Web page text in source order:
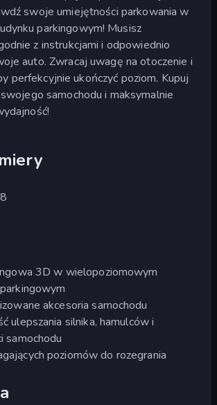
swoje umiejętności parkowania w
parkingowym! Musisz
z instrukcjami i odpowiednio
auto. Zwracaj uwagę na otoczenie i
perfekcyjnie ukończyć poziom. Kupuj
samochodu i maksymalnie
3D w wielopoziomowym
akcesoria samochodu
ulepszania silnika, hamulców i
samochodu
poziomów do rozegrania